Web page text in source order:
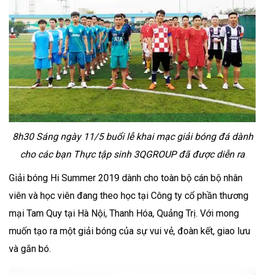
8h30 Sáng ngày 11/5 buổi lễ khai mạc giải bóng đá dành
cho các bạn Thực tập sinh 3QGROUP đã được diễn ra
Giải bóng Hi Summer 2019 dành cho toàn bộ cán bộ nhân
viên và học viên đang theo học tại Công ty cổ phần thương
mại Tam Quy tại Hà Nội, Thanh Hóa, Quảng Trị. Với mong
muốn tạo ra một giải bóng của sự vui vẻ, đoàn kết, giao lưu
và gắn bó.